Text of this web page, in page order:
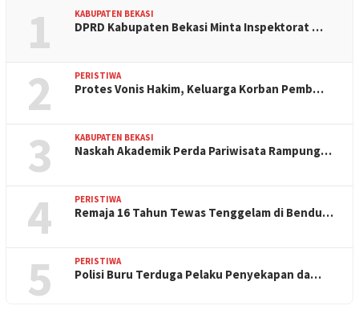
1 KABUPATEN BEKASI
DPRD Kabupaten Bekasi Minta Inspektorat …
2 PERISTIWA
Protes Vonis Hakim, Keluarga Korban Pemb…
3 KABUPATEN BEKASI
Naskah Akademik Perda Pariwisata Rampung…
4 PERISTIWA
Remaja 16 Tahun Tewas Tenggelam di Bendu…
5 PERISTIWA
Polisi Buru Terduga Pelaku Penyekapan da…